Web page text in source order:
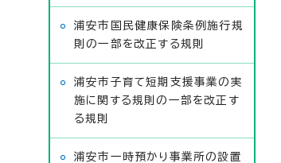
浦安市国民健康保険条例施行規
則の一部を改正する規則
浦安市子育て短期支援事業の実
施に関する規則の一部を改正す
る規則
浦安市一時預かり事業所の設置